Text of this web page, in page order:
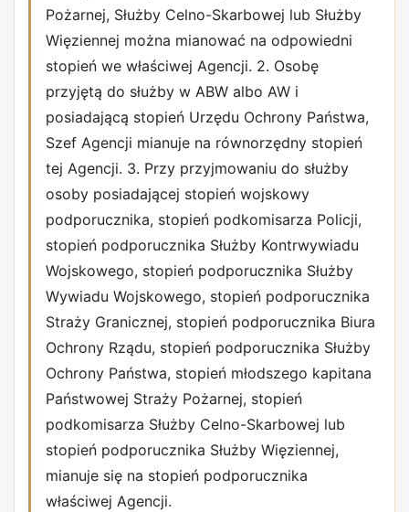
Pożarnej, Służby Celno-Skarbowej lub Służby
Więziennej można mianować na odpowiedni
stopień we właściwej Agencji. 2. Osobę
przyjętą do służby w ABW albo AW i
posiadającą stopień Urzędu Ochrony Państwa,
Szef Agencji mianuje na równorzędny stopień
tej Agencji. 3. Przy przyjmowaniu do służby
osoby posiadającej stopień wojskowy
podporucznika, stopień podkomisarza Policji,
stopień podporucznika Służby Kontrwywiadu
Wojskowego, stopień podporucznika Służby
Wywiadu Wojskowego, stopień podporucznika
Straży Granicznej, stopień podporucznika Biura
Ochrony Rządu, stopień podporucznika Służby
Ochrony Państwa, stopień młodszego kapitana
Państwowej Straży Pożarnej, stopień
podkomisarza Służby Celno-Skarbowej lub
stopień podporucznika Służby Więziennej,
mianuje się na stopień podporucznika
właściwej Agencji.